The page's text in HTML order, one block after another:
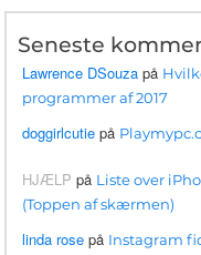
Seneste
Lawrence DSouza på
programmer af 2017
doggirlcutie på
HJÆLP på Liste over
(Toppen af ​​skærmen)
linda rose på Instagram